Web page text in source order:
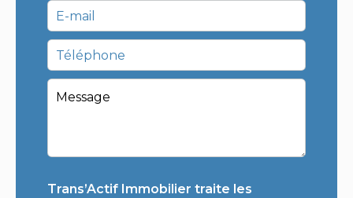
Trans’Actif Immobilier traite les